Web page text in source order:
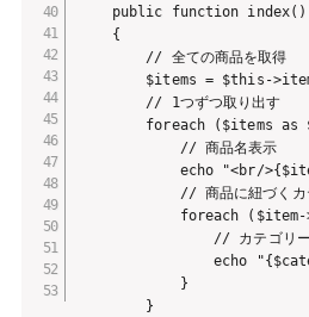
    public function index()
    {
        // 全ての商品を取得
$items = $this-
        // 1つずつ取り出す
foreach ($items as
            // 商品名表示
echo "<br/
// 商品に紐づくカ
foreach
// カテゴリ
echo
            }
        }